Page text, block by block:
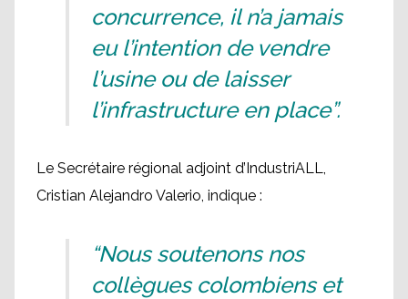
concurrence, il n’a jamais
eu l’intention de vendre
l’usine ou de laisser
l’infrastructure en place”.
Le Secrétaire régional adjoint d’IndustriALL,
Cristian Alejandro Valerio, indique :
“Nous soutenons nos
collègues colombiens et